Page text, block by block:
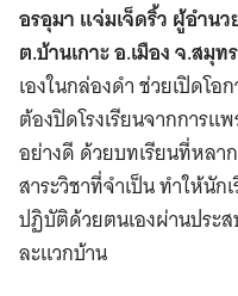
อรอุมา แจ่มเจ็ดริ้ว ผู้อำนว
ต.บ้านเกาะ อ.เมือง จ.สมุท
เองในกล่องดำ ช่วยเปิดโอ
ต้องปิดโรงเรียนจากการแ
อย่างดี ด้วยบทเรียนที่หล
สาระวิชาที่จำเป็น ทำให้นั
ปฏิบัติด้วยตนเองผ่านประ
ละแวกบ้าน